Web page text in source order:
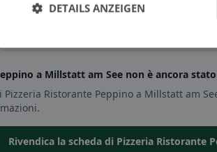
Peppino a Millstatt am See
a Millstatt am See non è ancora
Pizzeria Ristorante Peppino a Millstatt am
Rivendica la scheda di Pizzeria Ristorante
DETAILS ANZEIGEN